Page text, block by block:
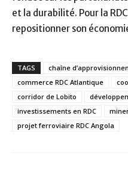
et la durabilité. Pour la
repositionner son
TAGS
chaîne
commerce RDC Atlantique
corridor de Lobito
investissements en RDC
projet ferroviaire RDC Angola